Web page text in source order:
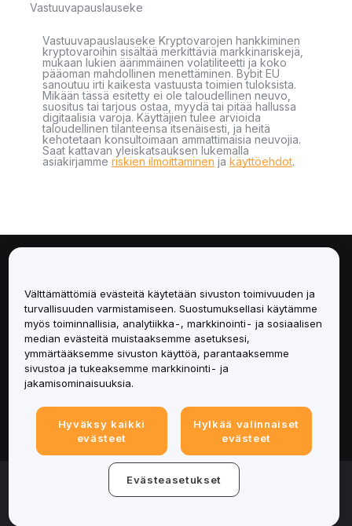
Vastuuvapauslauseke
Vastuuvapauslauseke Kryptovarojen hankkiminen
kryptovaroihin sisältää merkittäviä markkinariskejä,
mukaan lukien äärimmäinen volatiliteetti ja koko
pääoman mahdollinen menettäminen. Bybit EU
sanoutuu irti kaikesta vastuusta toimien tuloksista.
Mikään tässä esitetty ei ole taloudellinen neuvo,
suositus tai tarjous ostaa, myydä tai pitää hallussa
digitaalisia varoja. Käyttäjien tulee arvioida
taloudellinen tilanteensa itsenäisesti, ja heitä
kehotetaan konsultoimaan ammattimaisia neuvojia.
Saat kattavan yleiskatsauksen lukemalla
asiakirjamme riskien ilmoittaminen ja käyttöehdot.
Palvelut
Tuki
Tuotteet
Lakiasiat
© 2025-2026 Bybit.eu. All rights reserved.
Välttämättömiä evästeitä käytetään sivuston toimivuuden ja
turvallisuuden varmistamiseen. Suostumuksellasi käytämme
myös toiminnallisia, analytiikka-, markkinointi- ja sosiaalisen
median evästeitä muistaaksemme asetuksesi,
ymmärtääksemme sivuston käyttöä, parantaaksemme
sivustoa ja tukeaksemme markkinointi- ja
jakamisominaisuuksia.
Hyväksy kaikki
evästeet
Hylkää valinnaiset
evästeet
Evästeasetukset